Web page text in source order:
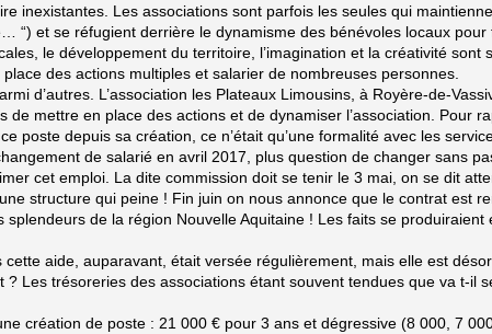
inexistantes. Les associations sont parfois les seules qui
“) et se réfugient derrière le dynamisme des bénévoles locaux
le développement du territoire, l’imagination et la créativité sont
des actions multiples et salarier de nombreuses personnes.
d’autres. L’association les Plateaux Limousins, à Royère-de-
de mettre en place des actions et de dynamiser l’association. Pour
poste depuis sa création, ce n’était qu’une formalité avec les
de salarié en avril 2017, plus question de changer sans
cet emploi. La dite commission doit se tenir le 3 mai, on se dit
structure qui peine ! Fin juin on nous annonce que le contrat est
de la région Nouvelle Aquitaine ! Les faits se
aide, auparavant, était versée régulièrement, mais elle est
? Les trésoreries des associations étant souvent tendues que va t-il
création de poste : 21 000 € pour 3 ans et dégressive (8 000, 7